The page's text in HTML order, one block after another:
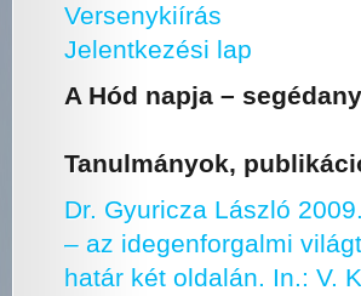
Versenykiírás
Jelentkezési lap
A Hód napja –
Tanulmányok,
Dr. Gyuricza László
– az idegenforgalmi
határ két oldalán. In.: V.